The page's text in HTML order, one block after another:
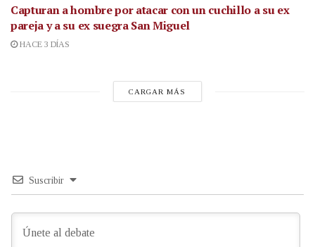
Capturan a hombre por atacar con un cuchillo a su ex
pareja y a su ex suegra San Miguel
HACE 3 DÍAS
CARGAR MÁS
Suscribir